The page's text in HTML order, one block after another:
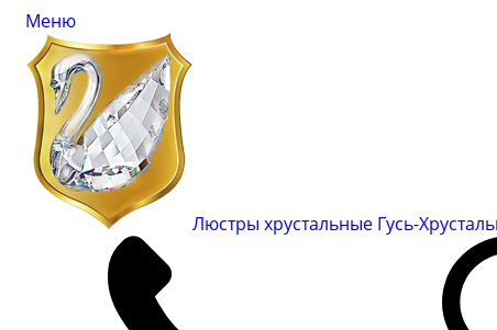
Меню
Люстры хрустальные Гусь-